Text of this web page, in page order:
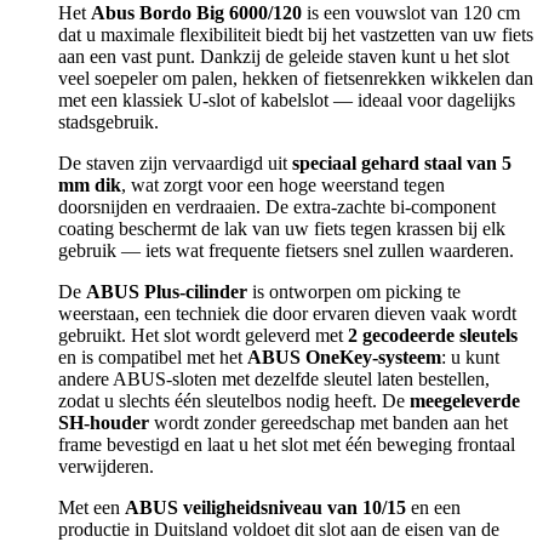
Het Abus Bordo Big 6000/120 is een vouwslot van 120 cm
dat u maximale flexibiliteit biedt bij het vastzetten van uw fiets
aan een vast punt. Dankzij de geleide staven kunt u het slot
veel soepeler om palen, hekken of fietsenrekken wikkelen dan
met een klassiek U-slot of kabelslot — ideaal voor dagelijks
stadsgebruik.
De staven zijn vervaardigd uit speciaal gehard staal van 5
mm dik, wat zorgt voor een hoge weerstand tegen
doorsnijden en verdraaien. De extra-zachte bi-component
coating beschermt de lak van uw fiets tegen krassen bij elk
gebruik — iets wat frequente fietsers snel zullen waarderen.
De ABUS Plus-cilinder is ontworpen om picking te
weerstaan, een techniek die door ervaren dieven vaak wordt
gebruikt. Het slot wordt geleverd met 2 gecodeerde sleutels
en is compatibel met het ABUS OneKey-systeem: u kunt
andere ABUS-sloten met dezelfde sleutel laten bestellen,
zodat u slechts één sleutelbos nodig heeft. De meegeleverde
SH-houder wordt zonder gereedschap met banden aan het
frame bevestigd en laat u het slot met één beweging frontaal
verwijderen.
Met een ABUS veiligheidsniveau van 10/15 en een
productie in Duitsland voldoet dit slot aan de eisen van de